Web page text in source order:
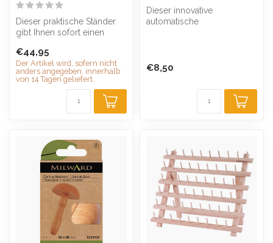
Dieser praktische Ständer
gibt Ihnen sofort einen
verfügbaren...
€44,95
Der Artikel wird, sofern nicht
anders angegeben, innerhalb
von 14 Tagen geliefert.
Dieser innovative
automatische
€8,50